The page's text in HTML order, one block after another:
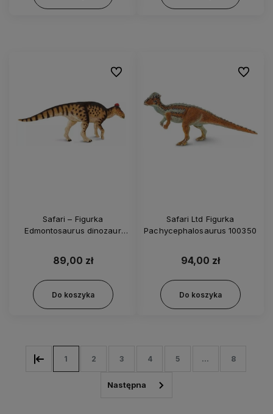
Safari – Figurka
Edmontosaurus dinozaur
89,00 zł
Do koszyka
Do ulubionych
Safari Ltd Figurka
Pachycephalosaurus 100350
94,00 zł
Do koszyka
Do
1 2 3 4 5 ... 8